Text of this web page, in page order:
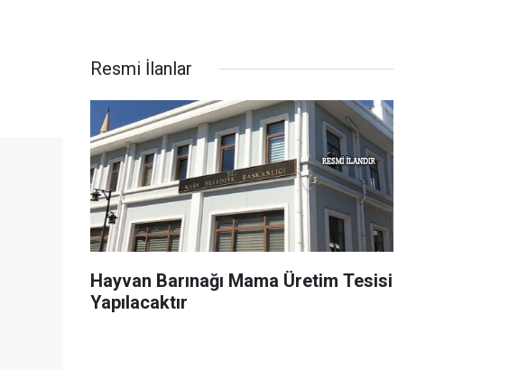
Resmi İlanlar
Hayvan Barınağı Mama Üretim Tesisi
Yapılacaktır